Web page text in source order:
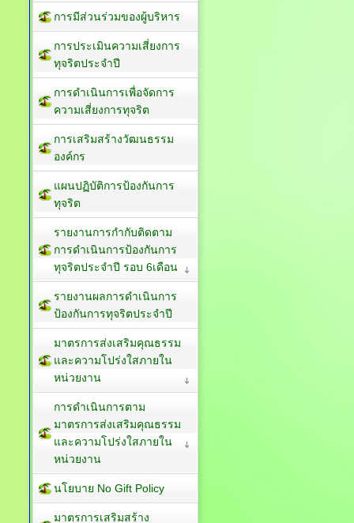
การมีส่วนร่วมของผู้บริหาร
การประเมินความเสี่ยงการ
ทุจริตประจำปี
การดำเนินการเพื่อจัดการ
ความเสี่ยงการทุจริต
การเสริมสร้างวัฒนธรรม
องค์กร
แผนปฏิบัติการป้องกันการ
ทุจริต
รายงานการกำกับติดตาม
การดำเนินการป้องกันการ
ทุจริตประจำปี รอบ 6เดือน
รายงานผลการดำเนินการ
ป้องกันการทุจริตประจำปี
มาตรการส่งเสริมคุณธรรม
และความโปร่งใสภายใน
หน่วยงาน
การดำเนินการตาม
มาตรการส่งเสริมคุณธรรม
และความโปร่งใสภายใน
หน่วยงาน
นโยบาย No Gift Policy
มาตรการเสริมสร้าง